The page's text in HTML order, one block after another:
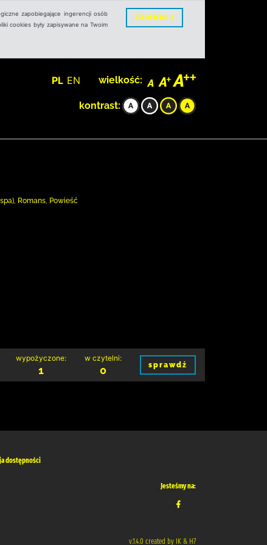
zapobiegające ingerencji osób
cookies były zapisywane na Twoim
ZAMKNIJ
PL EN wielkość:
kontrast:
Romans, Powieść
wypożyczone:
1
w czytelni:
0 sprawdź
dostępności
Jesteśmy na:
v.1.4.0 created by IK & H7